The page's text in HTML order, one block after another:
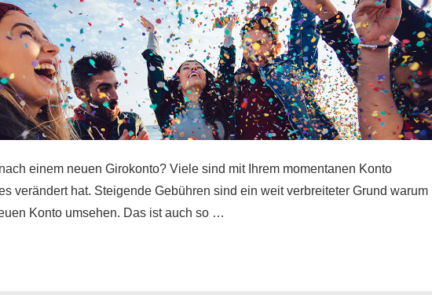
einem neuen Girokonto? Viele sind mit Ihrem momentanen Konto
verändert hat. Steigende Gebühren sind ein weit verbreiteter Grund warum
Konto umsehen. Das ist auch so …